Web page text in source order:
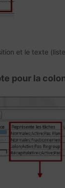
et le texte
pour la